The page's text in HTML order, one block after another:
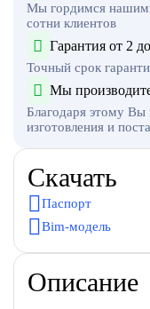
Мы гордимся
сотни клиентов
Гарантия от 2
Точный срок
Мы
Благодаря этому
изготовления и
Скачать
Паспорт
Bim-модель
Описание